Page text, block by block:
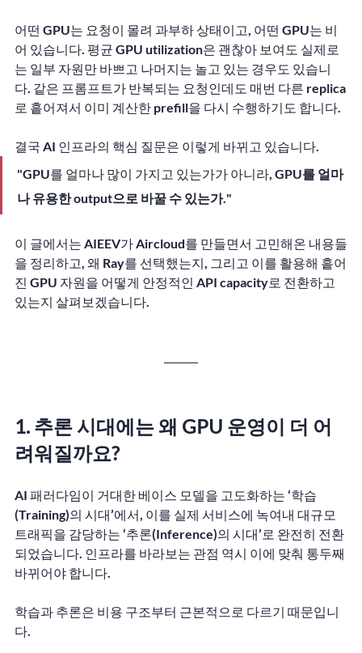
어떤 GPU는 요청이 몰려 과부하 상태이고, 어떤 GPU는 비
어 있습니다. 평균 GPU utilization은 괜찮아 보여도 실제로
는 일부 자원만 바쁘고 나머지는 놀고 있는 경우도 있습니
다. 같은 프롬프트가 반복되는 요청인데도 매번 다른 replica
로 흩어져서 이미 계산한 prefill을 다시 수행하기도 합니다.
결국 AI 인프라의 핵심 질문은 이렇게 바뀌고 있습니다.
"GPU를 얼마나 많이 가지고 있는가가 아니라, GPU를 얼마
나 유용한 output으로 바꿀 수 있는가."
이 글에서는 AIEEV가 Aircloud를 만들면서 고민해온 내용들
을 정리하고, 왜 Ray를 선택했는지, 그리고 이를 활용해 흩어
진 GPU 자원을 어떻게 안정적인 API capacity로 전환하고
있는지 살펴보겠습니다.
1. 추론 시대에는 왜 GPU 운영이 더 어
려워질까요?
AI 패러다임이 거대한 베이스 모델을 고도화하는 ‘학습
(Training)의 시대’에서, 이를 실제 서비스에 녹여내 대규모
트래픽을 감당하는 ‘추론(Inference)의 시대’로 완전히 전환
되었습니다. 인프라를 바라보는 관점 역시 이에 맞춰 통두째
바뀌어야 합니다.
학습과 추론은 비용 구조부터 근본적으로 다르기 때문입니
다.